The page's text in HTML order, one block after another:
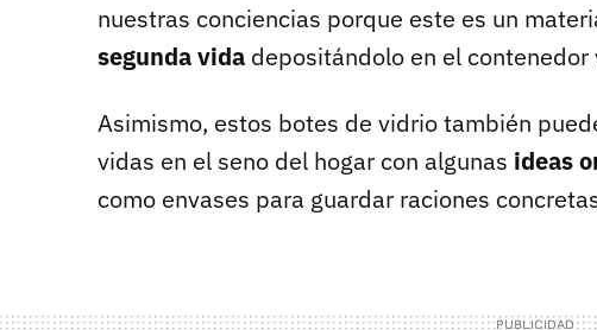
nuestras conciencias porque este es un
segunda vida depositándolo en el contenedor
Asimismo, estos botes de vidrio también
vidas en el seno del hogar con algunas ideas
como envases para guardar raciones